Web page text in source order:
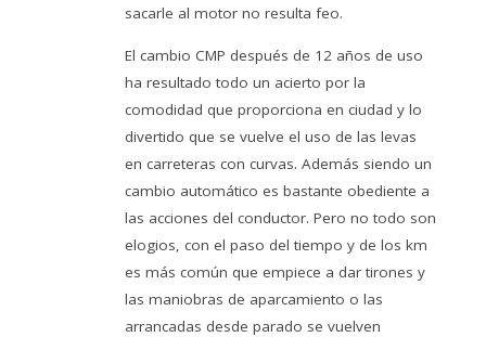
sacarle al motor no resulta feo.
El cambio CMP después de 12 años de uso
ha resultado todo un acierto por la
comodidad que proporciona en ciudad y lo
divertido que se vuelve el uso de las levas
en carreteras con curvas. Además siendo un
cambio automático es bastante obediente a
las acciones del conductor. Pero no todo son
elogios, con el paso del tiempo y de los km
es más común que empiece a dar tirones y
las maniobras de aparcamiento o las
arrancadas desde parado se vuelven